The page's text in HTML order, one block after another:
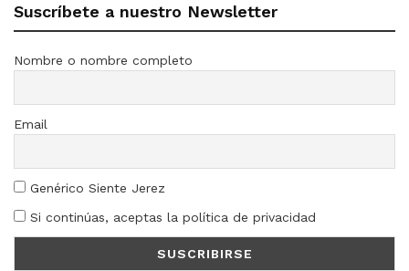
Suscríbete a nuestro Newsletter
Nombre o nombre completo
Email
Genérico Siente Jerez
Si continúas, aceptas la política de privacidad